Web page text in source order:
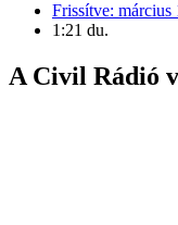
Frissítve: március
1:21 du.
A Civil Rádió